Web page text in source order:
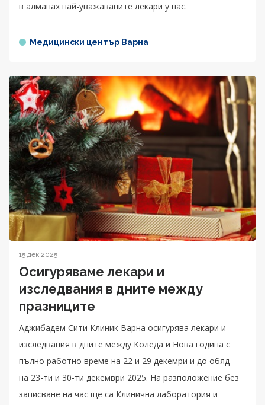
в алманах най-уважаваните лекари у нас.
Медицински център Варна
15 дек 2025
Осигуряваме лекари и
изследвания в дните между
празниците
Аджибадем Сити Клиник Варна осигурява лекари и
изследвания в дните между Коледа и Нова година с
пълно работно време на 22 и 29 декемри и до обяд –
на 23-ти и 30-ти декември 2025. На разположение без
записване на час ще са Клинична лаборатория и